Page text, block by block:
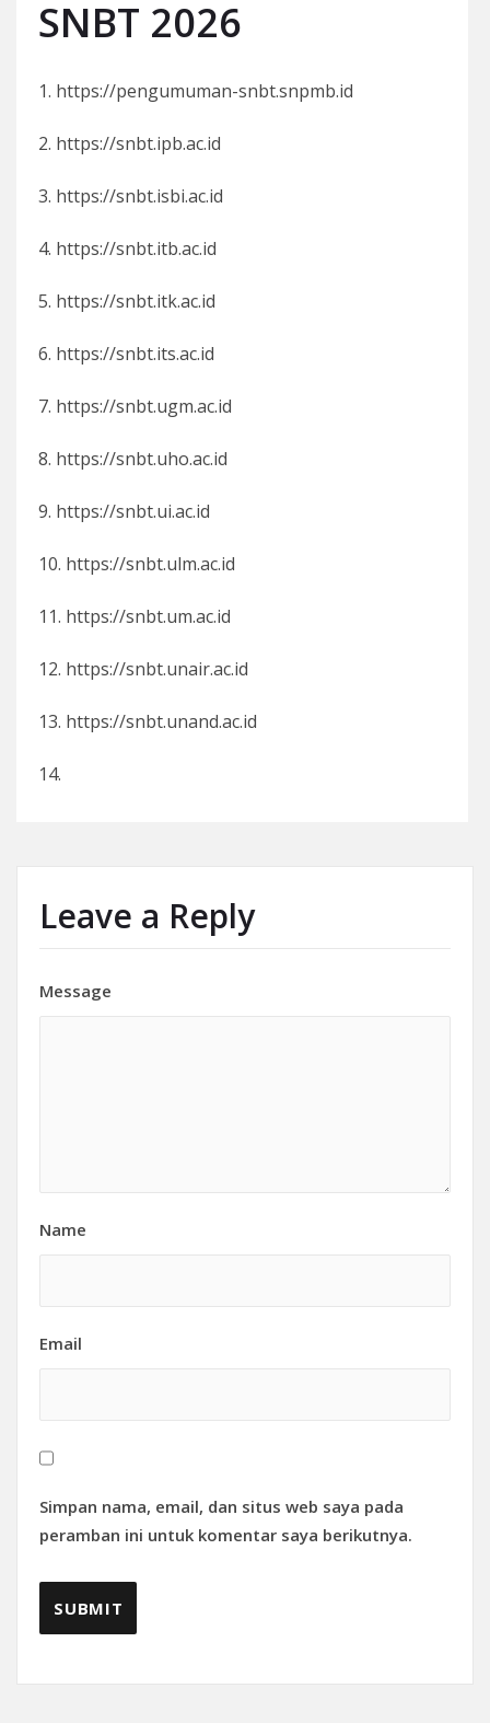
SNBT 2026
1. https://pengumuman-snbt.snpmb.id
2. https://snbt.ipb.ac.id
3. https://snbt.isbi.ac.id
4. https://snbt.itb.ac.id
5. https://snbt.itk.ac.id
6. https://snbt.its.ac.id
7. https://snbt.ugm.ac.id
8. https://snbt.uho.ac.id
9. https://snbt.ui.ac.id
10. https://snbt.ulm.ac.id
11. https://snbt.um.ac.id
12. https://snbt.unair.ac.id
13. https://snbt.unand.ac.id
14.
Leave a Reply
Message
Name
Email
Simpan nama, email, dan situs web saya pada
peramban ini untuk komentar saya berikutnya.